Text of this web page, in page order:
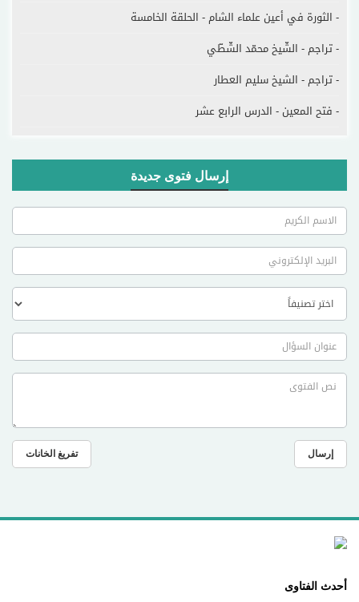
- الثورة في أعين علماء الشام - الحلقة الخامسة
- تراجم - الشّيخ محمّد الشّطّي
- تراجم - الشيخ سليم العطار
- فتح المعين - الدرس الرابع عشر
إرسال فتوى جديدة
إرسال تفريغ الخانات
أحدث الفتاوى